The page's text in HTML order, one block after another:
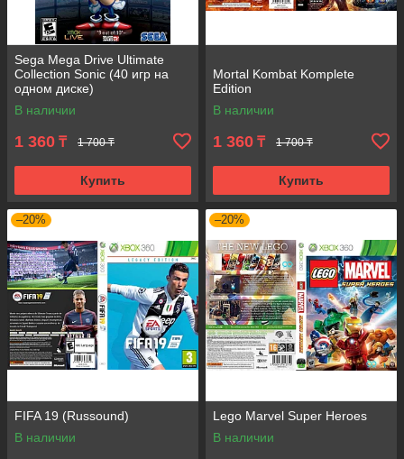
Sega Mega Drive Ultimate
Collection Sonic (40 игр на
одном диске)
В наличии
1 360 ₸ 1 700 ₸
Купить
Mortal Kombat Komplete
Edition
В наличии
1 360 ₸ 1 700 ₸
Купить
–20%
FIFA 19 (Russound)
В наличии
–20%
Lego Marvel Super Heroes
В наличии